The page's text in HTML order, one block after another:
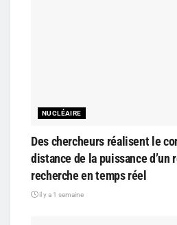
NUCLÉAIRE
Des chercheurs réalisent le
distance de la puissance d’un
recherche en temps réel
il y a 1 semaine